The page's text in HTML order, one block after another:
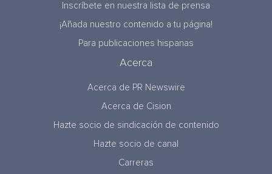
Inscríbete en nuestra lista de prensa
¡Añada nuestro contenido a tu página!
Para publicaciones hispanas
Acerca
Acerca de PR Newswire
Acerca de Cision
Hazte socio de sindicación de contenido
Hazte socio de canal
Carreras